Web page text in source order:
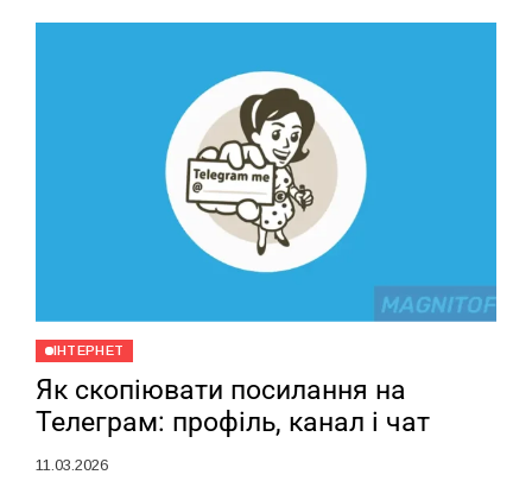
ІНТЕРНЕТ
Як скопіювати посилання на
Телеграм: профіль, канал і чат
11.03.2026